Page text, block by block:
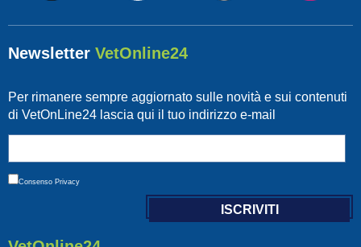
Newsletter VetOnline24
Per rimanere sempre aggiornato sulle novità e sui contenuti
di VetOnLine24 lascia qui il tuo indirizzo e-mail
Consenso Privacy